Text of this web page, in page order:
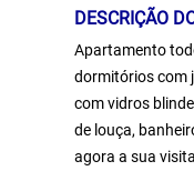
DESCRIÇÃO
Apartamento
dormitórios com
com vidros
de louça,
agora a sua